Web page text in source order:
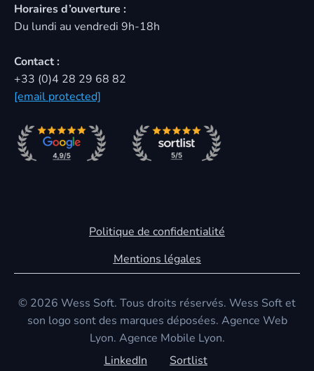
Horaires d’ouverture :
Du lundi au vendredi 9h-18h
Contact :
+33 (0)4 28 29 68 82
[email protected]
Politique de confidentialité
Mentions légales
© 2026 Wess Soft. Tous droits réservés. Wess Soft et
son logo sont des marques déposées. Agence Web
Lyon. Agence Mobile Lyon.
LinkedIn
Sortlist